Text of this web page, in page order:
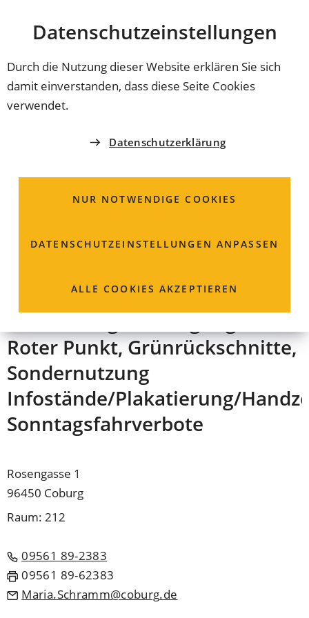
Datenschutz­einstellungen
Durch die Nutzung dieser Website erklären Sie sich
damit einverstanden, dass diese Seite Cookies
verwendet.
Datenschutzerklärung
NUR NOTWENDIGE COOKIES
DATENSCHUTZ­EINSTELLUNGEN ANPASSEN
ALLE COOKIES AKZEPTIEREN
INHALT ANSPRINGEN
Coburg
Parkerleichterung für
Ausnahmegenehmigungen für
Dienste,
Ausnahmegenehmigungen,
Roter Punkt, Grünrückschnitte,
Sondernutzung
Infostände/Plakatierung/
Sonntagsfahrverbote
Rosengasse 1
96450 Coburg
Raum: 212
09561 89-2383
09561 89-62383
Maria.Schramm
coburg de